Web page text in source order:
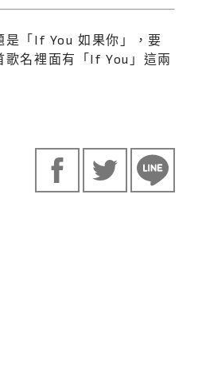
是「If You 如果你」，要
歌名裡面有「If You」這兩